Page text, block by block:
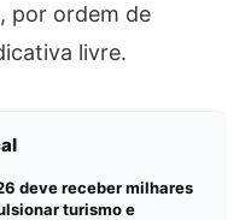
por ordem de
livre.
deve receber milhares
turismo e